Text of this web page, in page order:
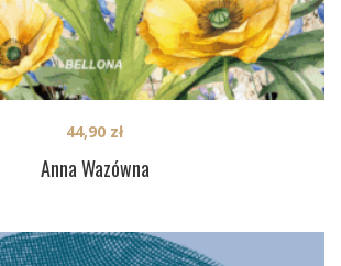
Anna Wazówna
44,90 zł